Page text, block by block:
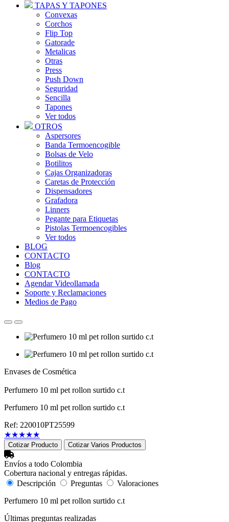
TAPAS Y TAPONES
Convexas
Corchos
Flip Top
Gatorade
Metalicas
Otras
Press
Push Down
Seguridad
Sencilla
Tapones
Ver todos
OTROS
Aspersores
Banda Termoencogible
Bolsas de Velo
Botilitos
Cajas Organizadoras
Caretas de Protección
Dispensadores
Grafadora
Linners
Pegante para Etiquetas
Pistolas Termoencogibles
Ver todos
BLOG
CONTACTO
Blog
CONTACTO
Agendar Videollamada
Soporte y Reclamaciones
Medios de Pago
Envases de Cosmética
Perfumero 10 ml pet rollon surtido c.t
Perfumero 10 ml pet rollon surtido c.t
Ref: 220010PT25599
★★★★★
Cotizar Producto Cotizar Varios Productos
Envíos a todo Colombia
Cobertura nacional y entregas rápidas.
Descripción
Preguntas
Valoraciones
Perfumero 10 ml pet rollon surtido c.t
Últimas preguntas realizadas